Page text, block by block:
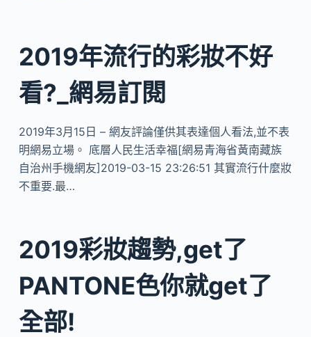
2019年流行的彩妝不好
看?_網易訂閱
2019年3月15日 – 網友評論僅供其表達個人看法,並不表
明網易立場。 底層人民生活幸福[網易青海省黃南藏族
自治州手機網友]2019-03-15 23:26:51 其實流行什麼妝
不重要.最…
2019彩妝趨勢,get了
PANTONE色你就get了
全部!